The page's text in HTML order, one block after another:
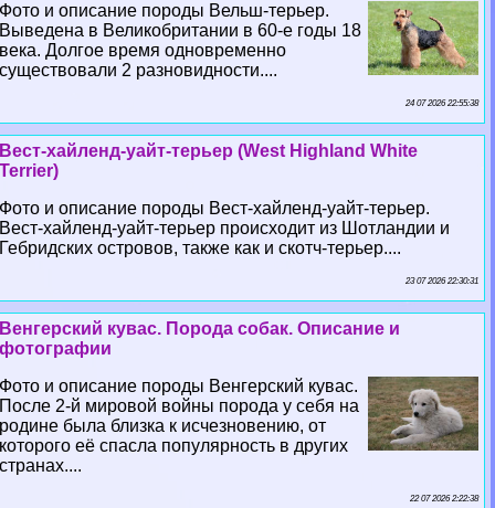
Фото и описание породы Вельш-терьер.
Выведена в Великобритании в 60-е годы 18
века. Долгое время одновременно
существовали 2 разновидности....
24 07 2026 22:55:38
Вест-хайленд-уайт-терьер (West Highland White
Terrier)
Фото и описание породы Вест-хайленд-уайт-терьер.
Вест-хайленд-уайт-терьер происходит из Шотландии и
Гебридских островов, также как и скотч-терьер....
23 07 2026 22:30:31
Венгерский кувас. Порода собак. Описание и
фотографии
Фото и описание породы Венгерский кувас.
После 2-й мировой войны порода у себя на
родине была близка к исчезновению, от
которого её спасла популярность в других
странах....
22 07 2026 2:22:38